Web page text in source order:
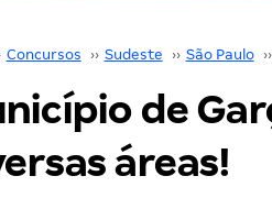
Concursos ›› Sudeste ›› São Paulo ››
de
áreas!